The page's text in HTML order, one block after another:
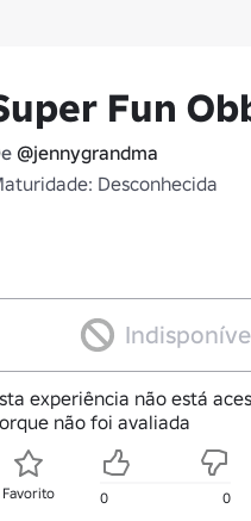
Fun
@jennygrandma
Desconhecida
experiência não está
não foi avaliada
Favorito 0 0